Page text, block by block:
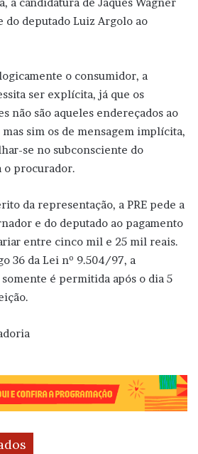
do deputado Luiz Argolo ao
o consumidor, a
ser explícita, já que os
não são aqueles endereçados ao
sim os de mensagem implícita,
se no subconsciente do
o procurador.
da representação, a PRE pede a
e do deputado ao pagamento
entre cinco mil e 25 mil reais.
36 da Lei nº 9.504/97, a
é permitida após o dia 5